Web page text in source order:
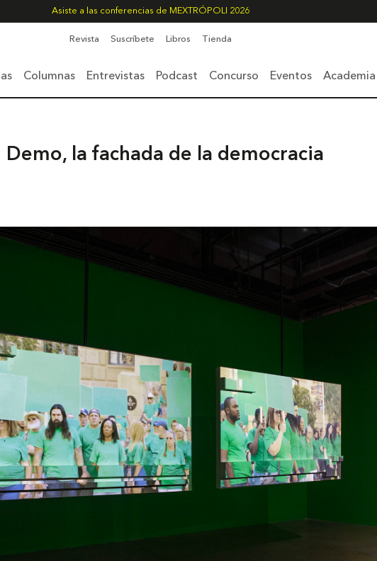
Asiste a las conferencias de MEXTRÓPOLI 2026
Revista Suscríbete Libros Tienda
Columnas Entrevistas Podcast Concurso Eventos Academia
la fachada de la democracia